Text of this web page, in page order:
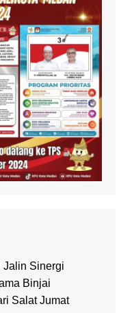
Jalin Sinergi
Binjai
Salat Jumat